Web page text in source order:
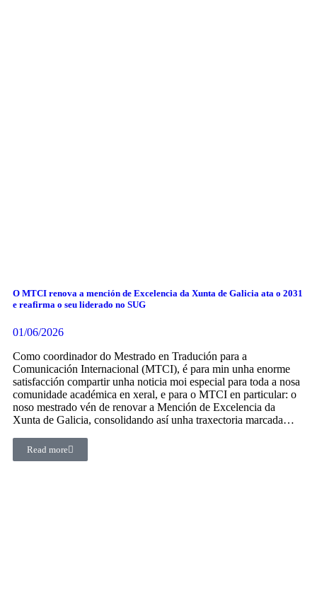
O MTCI renova a mención de Excelencia da Xunta de Galicia ata o 2031
e reafirma o seu liderado no SUG
01/06/2026
Como coordinador do Mestrado en Tradución para a
Comunicación Internacional (MTCI), é para min unha enorme
satisfacción compartir unha noticia moi especial para toda a nosa
comunidade académica en xeral, e para o MTCI en particular: o
noso mestrado vén de renovar a Mención de Excelencia da
Xunta de Galicia, consolidando así unha traxectoria marcada…
Read more